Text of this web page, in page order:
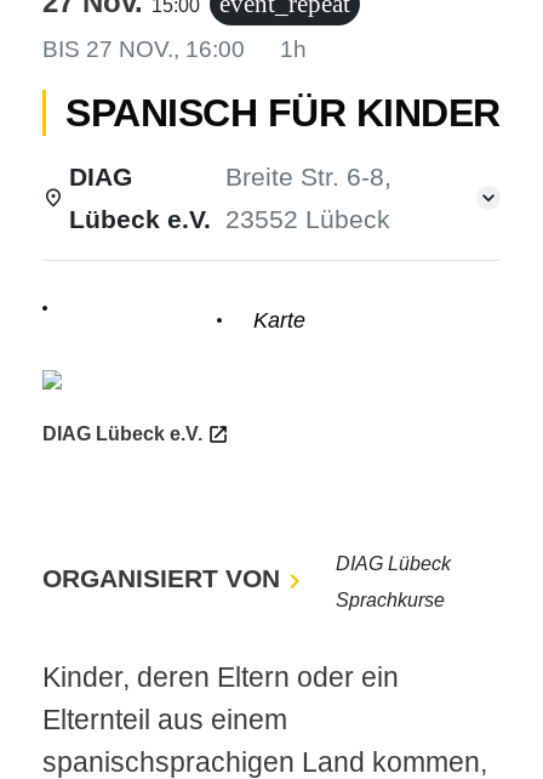
15:00
BIS 27 NOV., 16:00 1h
SPANISCH FÜR KINDER
DIAG
Lübeck e.V.
Breite Str. 6-8,
23552 Lübeck
Karte
DIAG Lübeck e.V.
ORGANISIERT VON
DIAG Lübeck
Sprachkurse
Kinder, deren Eltern oder ein
Elternteil aus einem
spanischsprachigen Land kommen,